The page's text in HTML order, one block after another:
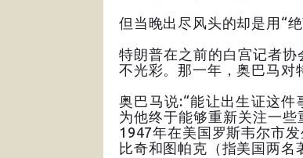
但当晚出尽风头的却是用“
特朗普在之前的白宫记者
不光彩。那一年，奥巴马对
奥巴马说:“能让出生证这
为他终于能够重新关注一
1947年在美国罗斯韦尔市
比奇和图帕克（指美国两名